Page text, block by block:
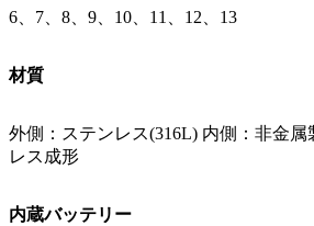
6、7、8、9、10、11、12、13
材質
外側：ステンレス(316L) 内側：非金
レス成形
内蔵バッテリー